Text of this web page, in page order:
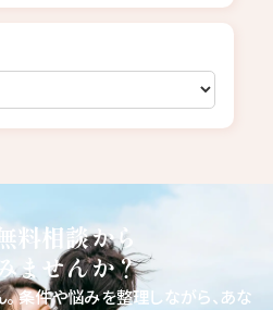
料相談から
ませんか？
条件や悩みを整理しながら、あな